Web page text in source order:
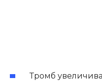
Тромб